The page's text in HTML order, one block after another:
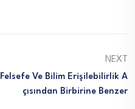
NEXT
Felsefe Ve Bilim Erişilebilirlik A
Çısından Birbirine Benzer